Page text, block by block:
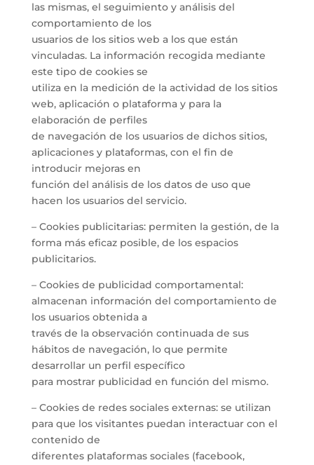
las mismas, el seguimiento y análisis del
comportamiento de los
usuarios de los sitios web a los que están
vinculadas. La información recogida mediante
este tipo de cookies se
utiliza en la medición de la actividad de los sitios
web, aplicación o plataforma y para la
elaboración de perfiles
de navegación de los usuarios de dichos sitios,
aplicaciones y plataformas, con el fin de
introducir mejoras en
función del análisis de los datos de uso que
hacen los usuarios del servicio.
– Cookies publicitarias: permiten la gestión, de la
forma más eficaz posible, de los espacios
publicitarios.
– Cookies de publicidad comportamental:
almacenan información del comportamiento de
los usuarios obtenida a
través de la observación continuada de sus
hábitos de navegación, lo que permite
desarrollar un perfil específico
para mostrar publicidad en función del mismo.
– Cookies de redes sociales externas: se utilizan
para que los visitantes puedan interactuar con el
contenido de
diferentes plataformas sociales (facebook,